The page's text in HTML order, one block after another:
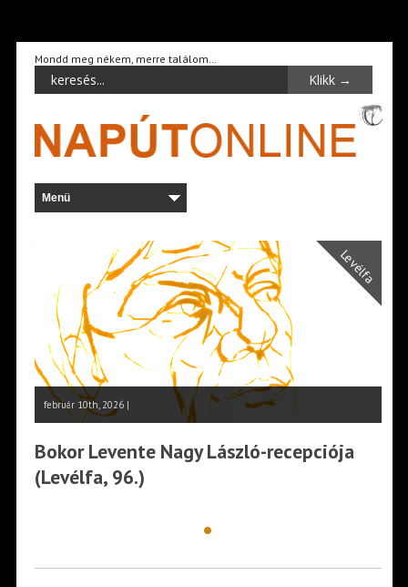
Mondd meg nékem, merre találom…
Levélfa
február 10th, 2026 |
Bokor Levente Nagy László-recepciója
(Levélfa, 96.)
•